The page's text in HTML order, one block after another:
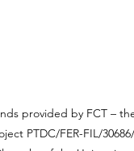
provided by FCT –
PTDC/FER-FIL/